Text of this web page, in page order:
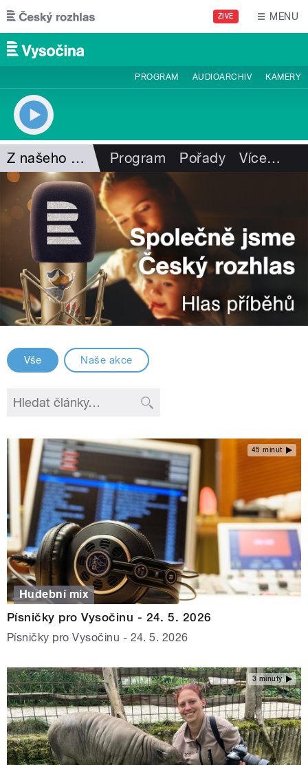
Přejít k hlavnímu obsahu
ŽIVĚ MENU
PROGRAM AUDIOARCHIV KAMERY
Z našeho vysílání Program Pořady Více…
Vše Naše akce
45 minut
Hudební mix
Písničky pro Vysočinu - 24. 5. 2026
Písničky pro Vysočinu - 24. 5. 2026
3 minuty